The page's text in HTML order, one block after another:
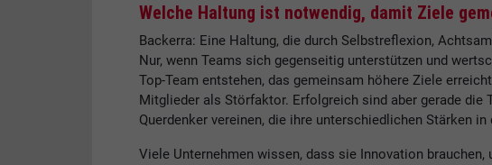
Welche Haltung ist notwendig, damit Ziele
Backerra: Eine Haltung, die durch Selbstreflexion,
Nur, wenn Teams sich gegenseitig unterstützen und
Top-Team entstehen, das gemeinsam höhere Ziele
Mitglieder als Störfaktor. Erfolgreich sind aber gerade die
Querdenker vereinen, die ihre unterschiedlichen Stärken
Viele Unternehmen wissen, dass sie Innovation